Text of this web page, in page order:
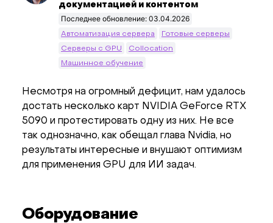
документацией и контентом
Последнее обновление: 03.04.2026
Автоматизация сервера
Готовые серверы
Серверы c GPU
Collocation
Машинное обучение
Несмотря на огромный дефицит, нам удалось
достать несколько карт NVIDIA GeForce RTX
5090 и протестировать одну из них. Не все
так однозначно, как обещал глава Nvidia, но
результаты интересные и внушают оптимизм
для применения GPU для ИИ задач.
Оборудование